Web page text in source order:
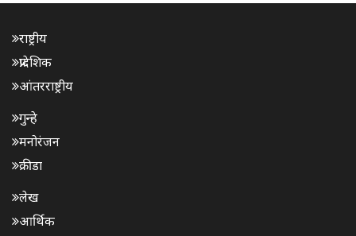
राष्ट्रीय
प्रादेशिक
आंतरराष्ट्रीय
गुन्हे
मनोरंजन
क्रीडा
लेख
आर्थिक